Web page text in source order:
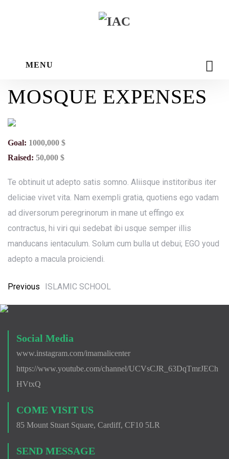
MENU
MOSQUE EXPENSES
Goal: 1000,000 $
Raised: 50,000 $
Te obtinuit ut adepto satis somno. Aliisque institoribus iter
deliciae vivet vita. Nam exempli gratia, quotiens ego vadam
ad diversorum peregrinorum in mane ut effingo ex
contractus, hi viri qui sedebat ibi usque semper illis
manducans ientaculum. Solum cum bulla ut debui; EGO youd
adepto a macula proiciendi.
Previous ISLAMIC SCHOOL
Social Media
www.instagram.com/imamalicenter
https://www.youtube.com/channel/UCVsCJR_63DqTmrJECh
HVtxQ
COME VISIT US
85 Mount Stuart Square, Cardiff, CF10 5LR
SEND MESSAGE